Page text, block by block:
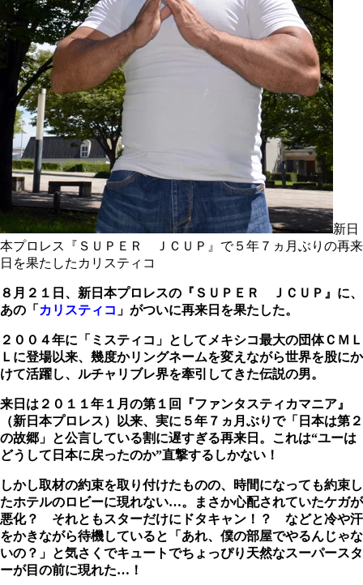
新日
本プロレス『ＳＵＰＥＲ ＪＣＵＰ』で５年７ヵ月ぶりの再来
日を果たしたカリスティコ
８月２１日、新日本プロレスの『ＳＵＰＥＲ ＪＣＵＰ』に、
あの「 カリスティコ 」がついに再来日を果たした。
２００４年に「ミスティコ」としてメキシコ最大の団体ＣＭＬ
Ｌに登場以来、幾度かリングネームを変えながら世界を股にか
けて活躍し、ルチャリブレ界を牽引してきた伝説の男。
来日は２０１１年１月の第１回『ファンタスティカマニア』
（新日本プロレス）以来、実に５年７ヵ月ぶりで「日本は第２
の故郷」と公言している割に遅すぎる再来日。これは“ユーは
どうして日本に戻ったのか”直撃するしかない！
しかし取材の約束を取り付けたものの、時間になっても約束し
たホテルのロビーに現れない…。まさか心配されていたケガが
悪化？ それともスターだけにドタキャン！？ などと冷や汗
をかきながら待機していると「あれ、僕の部屋でやるんじゃな
いの？」と気さくでキュートでちょっぴり天然なスーパースタ
ーが目の前に現れた…！